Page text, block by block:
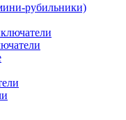
рубильники)